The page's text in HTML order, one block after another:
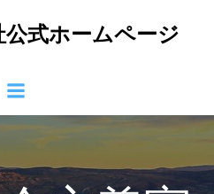
ン
ツ
へ
ッ
公式ホームページ